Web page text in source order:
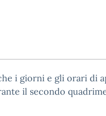
i giorni e gli orari di
il secondo